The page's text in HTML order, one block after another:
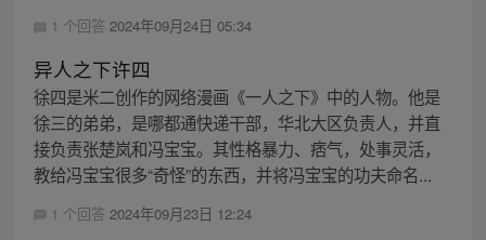
1 个回答 2024年09月24日 05:34
异人之下许四
徐四是米二创作的网络漫画《一人之下》中的人物。他是
徐三的弟弟，是哪都通快递干部，华北大区负责人，并直
接负责张楚岚和冯宝宝。其性格暴力、痞气，处事灵活，
教给冯宝宝很多“奇怪”的东西，并将冯宝宝的功夫命名...
1 个回答 2024年09月23日 12:24